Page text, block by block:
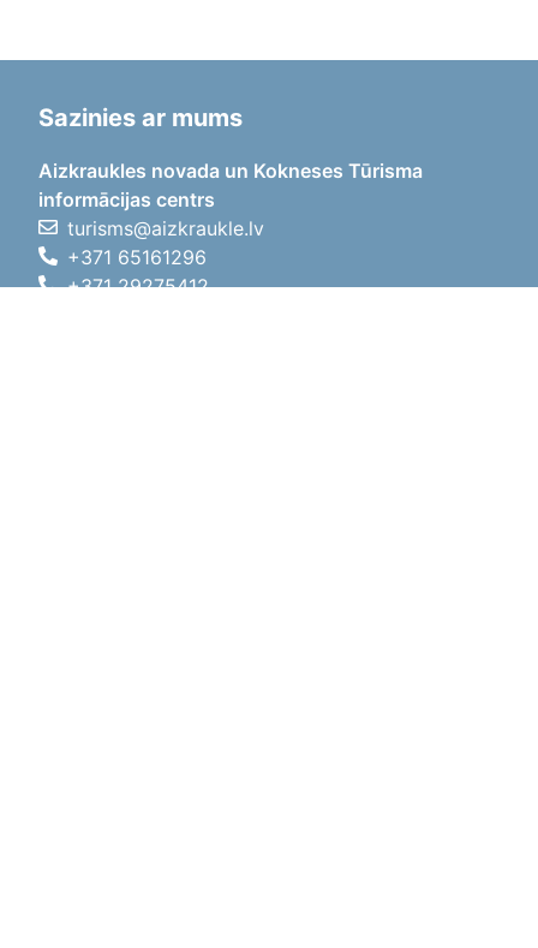
Sazinies ar mums
Aizkraukles novada un Kokneses Tūrisma
informācijas centrs
turisms@aizkraukle.lv
+371 65161296
+371 29275412